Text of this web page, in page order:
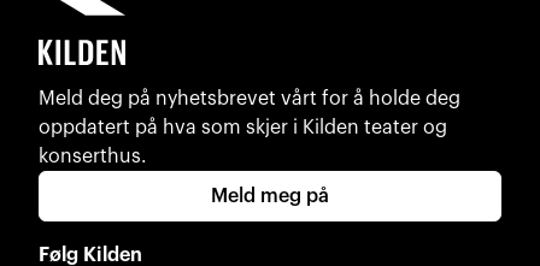
Meld deg på nyhetsbrevet vårt for å holde deg
oppdatert på hva som skjer i Kilden teater og
konserthus.
Meld meg på
Følg Kilden